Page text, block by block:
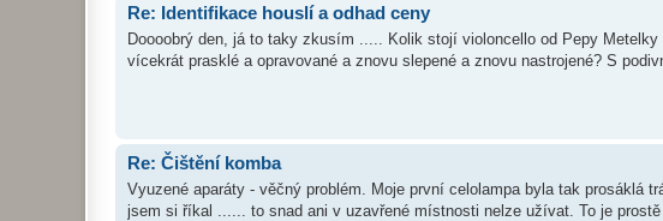
Re: Identifikace houslí a odhad ceny
Doooobrý den, já to taky zkusím ..... Kolik stojí violoncello od Pepy
vícekrát prasklé a opravované a znovu slepené a znovu nastrojené? S
Re: Čištění komba
Vyuzené aparáty - věčný problém. Moje první celolampa byla tak prosáklá
jsem si říkal ...... to snad ani v uzavřené místnosti nelze užívat. To je